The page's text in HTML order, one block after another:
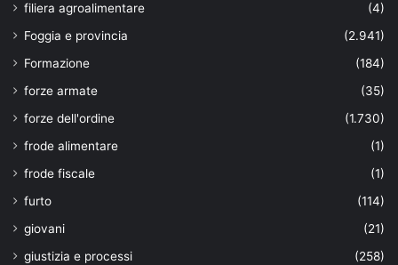
filiera agroalimentare
(4)
Foggia e provincia
(2.941)
Formazione
(184)
forze armate
(35)
forze dell'ordine
(1.730)
frode alimentare
(1)
frode fiscale
(1)
furto
(114)
giovani
(21)
giustizia e processi
(258)